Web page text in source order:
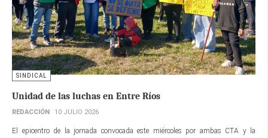
SINDICAL
Unidad de las luchas en Entre Ríos
REDACCIÓN 10 JULIO 2026
El epicentro de la jornada convocada este miércoles por ambas CTA y la